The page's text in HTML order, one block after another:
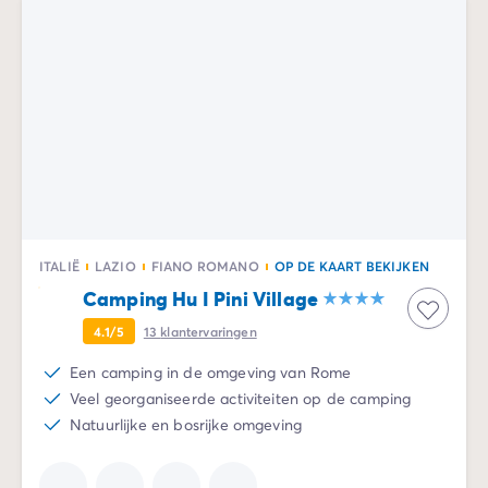
ITALIË LAZIO FIANO ROMANO OP DE KAART BEKIJKEN
Camping Hu I Pini Village
4.1/5 13 klantervaringen
Een camping in de omgeving van Rome
Veel georganiseerde activiteiten op de camping
Natuurlijke en bosrijke omgeving